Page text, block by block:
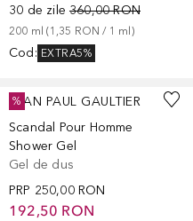
30 de zile 360,00 RON
200 ml (1,35 RON / 1 ml )
Cod: EXTRA5%
JEAN PAUL GAULTIER
Scandal Pour Homme
Shower Gel
Gel de dus
PRP 250,00 RON
192,50 RON
%